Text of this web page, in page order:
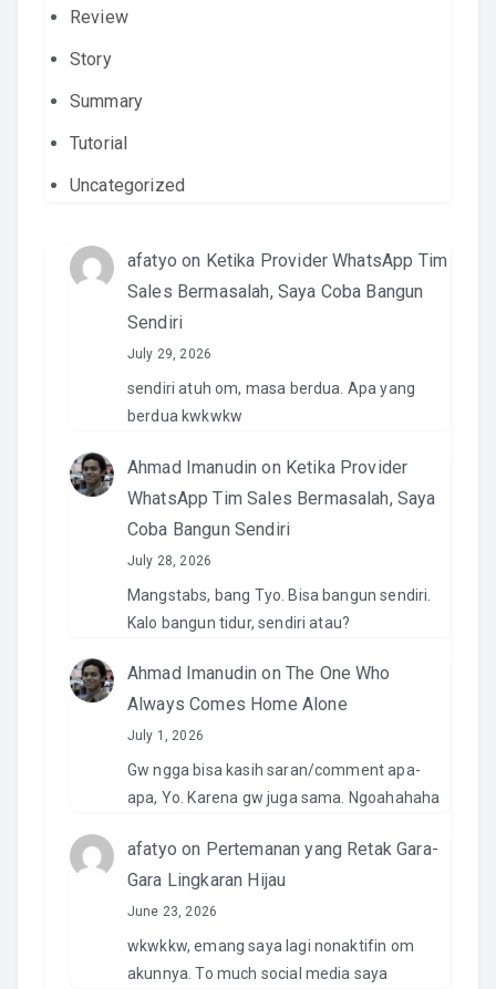
Review
Story
Summary
Tutorial
Uncategorized
afatyo on Ketika Provider WhatsApp Tim
Sales Bermasalah, Saya Coba Bangun
Sendiri
July 29, 2026
sendiri atuh om, masa berdua. Apa yang
berdua kwkwkw
Ahmad Imanudin on Ketika Provider
WhatsApp Tim Sales Bermasalah, Saya
Coba Bangun Sendiri
July 28, 2026
Mangstabs, bang Tyo. Bisa bangun sendiri.
Kalo bangun tidur, sendiri atau?
Ahmad Imanudin on The One Who
Always Comes Home Alone
July 1, 2026
Gw ngga bisa kasih saran/comment apa-
apa, Yo. Karena gw juga sama. Ngoahahaha
afatyo on Pertemanan yang Retak Gara-
Gara Lingkaran Hijau
June 23, 2026
wkwkkw, emang saya lagi nonaktifin om
akunnya. To much social media saya